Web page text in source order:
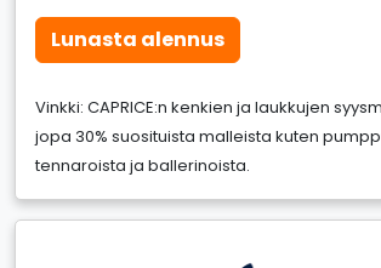
Lunasta alennus
Vinkki: CAPRICE:n kenkien ja laukkujen
jopa 30% suosituista malleista kuten
tennaroista ja ballerinoista.